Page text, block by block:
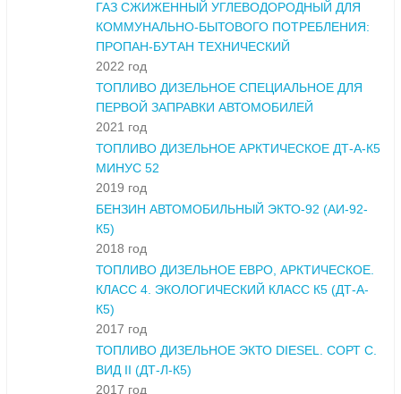
ГАЗ СЖИЖЕННЫЙ УГЛЕВОДОРОДНЫЙ ДЛЯ
КОММУНАЛЬНО-БЫТОВОГО ПОТРЕБЛЕНИЯ:
ПРОПАН-БУТАН ТЕХНИЧЕСКИЙ
2022 год
ТОПЛИВО ДИЗЕЛЬНОЕ СПЕЦИАЛЬНОЕ ДЛЯ
ПЕРВОЙ ЗАПРАВКИ АВТОМОБИЛЕЙ
2021 год
ТОПЛИВО ДИЗЕЛЬНОЕ АРКТИЧЕСКОЕ ДТ-А-К5
МИНУС 52
2019 год
БЕНЗИН АВТОМОБИЛЬНЫЙ ЭКТО-92 (АИ-92-
К5)
2018 год
ТОПЛИВО ДИЗЕЛЬНОЕ ЕВРО, АРКТИЧЕСКОЕ.
КЛАСС 4. ЭКОЛОГИЧЕСКИЙ КЛАСС К5 (ДТ-А-
К5)
2017 год
ТОПЛИВО ДИЗЕЛЬНОЕ ЭКТО DIESEL. СОРТ С.
ВИД II (ДТ-Л-К5)
2017 год